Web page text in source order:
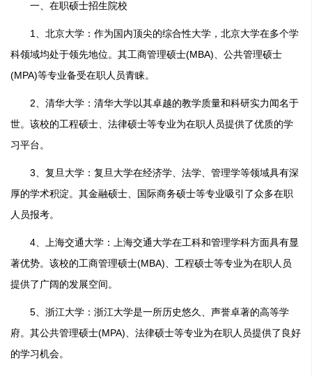
一、在职硕士招生院校
1、北京大学：作为国内顶尖的综合性大学，北京大学在多个学
科领域均处于领先地位。其工商管理硕士(MBA)、公共管理硕士
(MPA)等专业备受在职人员青睐。
2、清华大学：清华大学以其卓越的教学质量和科研实力闻名于
世。该校的工程硕士、法律硕士等专业为在职人员提供了优质的学
习平台。
3、复旦大学：复旦大学在经济学、法学、管理学等领域具有深
厚的学术积淀。其金融硕士、国际商务硕士等专业吸引了众多在职
人员报考。
4、上海交通大学：上海交通大学在工科和管理学科方面具有显
著优势。该校的工商管理硕士(MBA)、工程硕士等专业为在职人员
提供了广阔的发展空间。
5、浙江大学：浙江大学是一所历史悠久、声誉卓著的高等学
府。其公共管理硕士(MPA)、法律硕士等专业为在职人员提供了良好
的学习机会。